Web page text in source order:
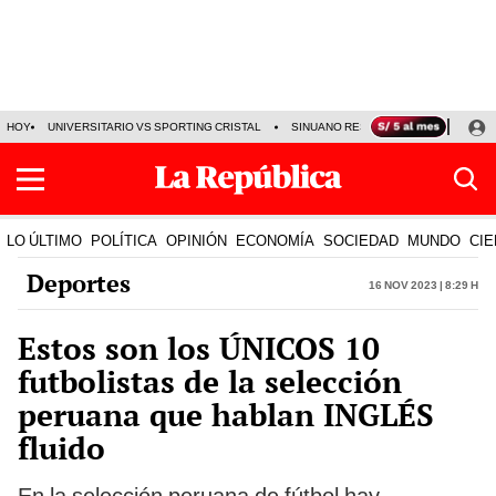
HOY UNIVERSITARIO VS SPORTING CRISTAL SINUANO RESULTADOS HOY
LO ÚLTIMO POLÍTICA OPINIÓN ECONOMÍA SOCIEDAD MUNDO
Deportes 16 Nov 2023 | 8:29 h
Estos son los ÚNICOS 10
futbolistas de la selección
peruana que hablan INGLÉS
fluido